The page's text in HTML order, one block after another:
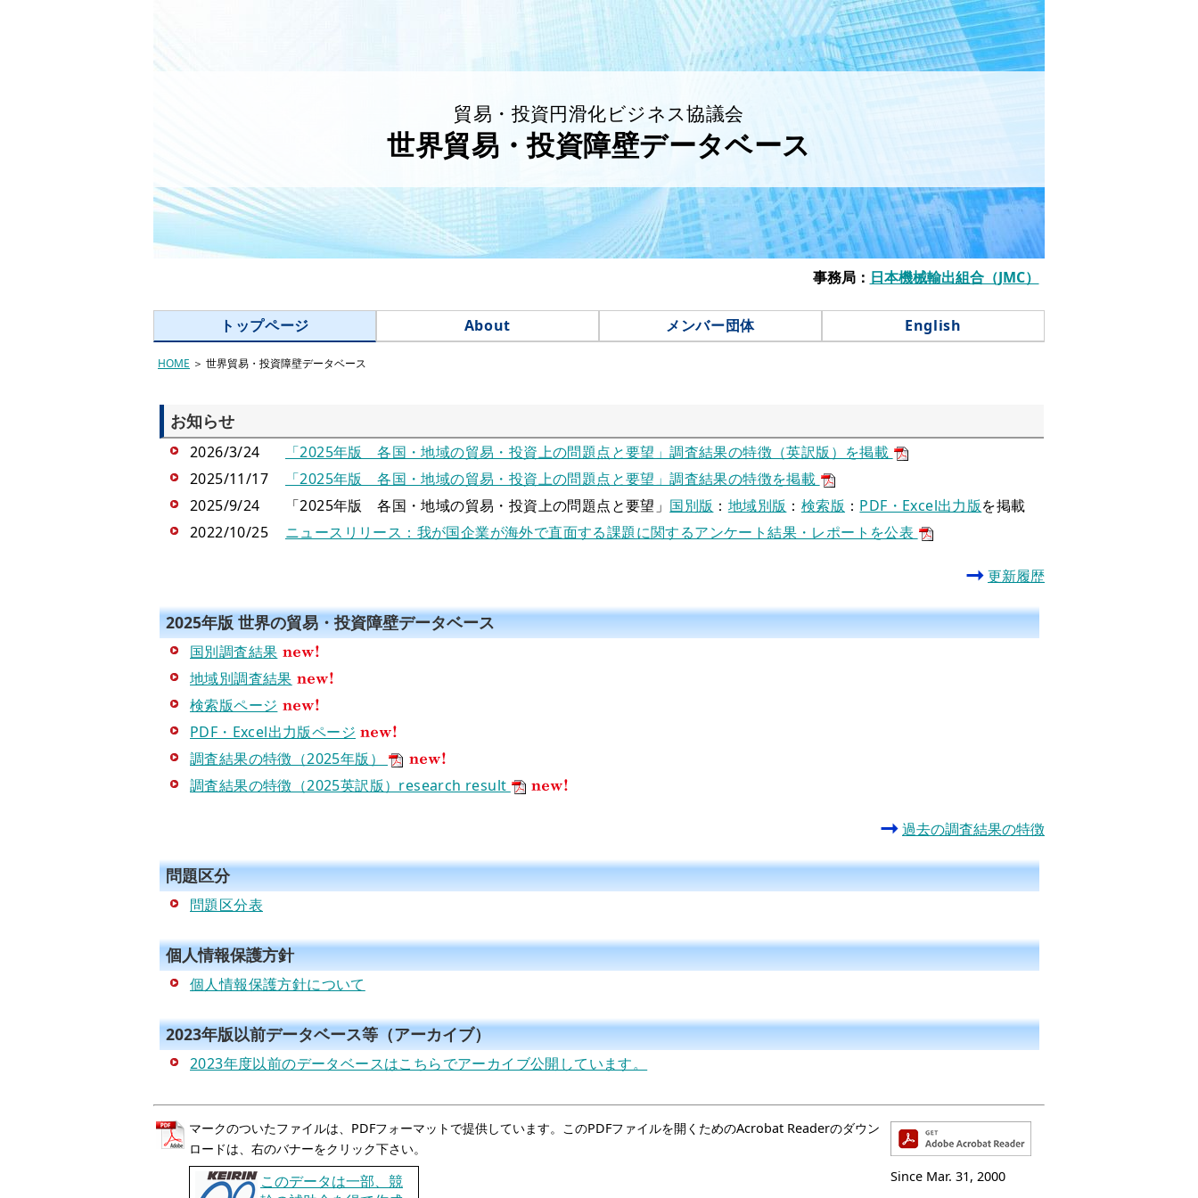
貿易・投資円滑化ビジネス協議会
世界貿易・投資障壁データベース
事務局： 日本機械輸出組合（JMC）
トップページ About メンバー団体 English
HOME ＞ 世界貿易・投資障壁データベース
お知らせ
2026/3/24
「2025年版 各国・地域の貿易・投資上の問題点と要望」調査結果の特徴（英訳版）を掲載
2025/11/17
「2025年版 各国・地域の貿易・投資上の問題点と要望」調査結果の特徴を掲載
2025/9/24
「2025年版 各国・地域の貿易・投資上の問題点と要望」 国別版 ： 地域別版 ： 検索版 ： PDF・Excel出力版を掲載
2022/10/25
ニュースリリース：我が国企業が海外で直面する課題に関するアンケート結果・レポートを公表
更新履歴
2025年版 世界の貿易・投資障壁データベース
国別調査結果
地域別調査結果
検索版ページ
PDF・Excel出力版ページ
調査結果の特徴（2025年版）
調査結果の特徴（2025英訳版）research result
過去の調査結果の特徴
問題区分
問題区分表
個人情報保護方針
個人情報保護方針について
2023年版以前データベース等（アーカイブ）
2023年度以前のデータベースはこちらでアーカイブ公開しています。
マークのついたファイルは、PDFフォーマットで提供しています。このPDFファイルを開くためのAcrobat Readerのダウン
ロードは、右のバナーをクリック下さい。
このデータは一部、競
Since Mar. 31, 2000